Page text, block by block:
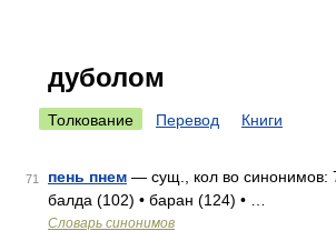
дуболом
Толкование Перевод Книги
71 пень пнем — сущ., кол во синонимов:
балда (102) • баран (124) • …
Словарь синонимов